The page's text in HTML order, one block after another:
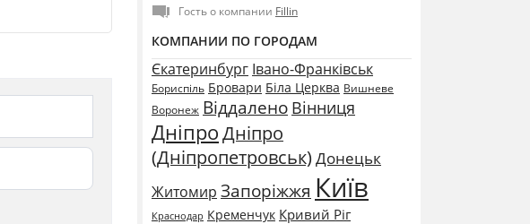
Гость о компании Fillin
КОМПАНИИ ПО ГОРОДАМ
Єкатеринбург Івано-Франківськ
Бориспіль Бровари Біла Церква Вишневе
Воронеж Віддалено Вінниця
ДніпроДніпро
(Дніпропетровськ) Донецьк
Житомир Запоріжжя Київ
Краснодар Кременчук Кривий Ріг